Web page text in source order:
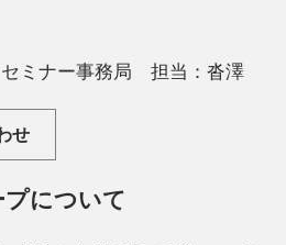
ミナー事務局 担当：沓澤
せ
について